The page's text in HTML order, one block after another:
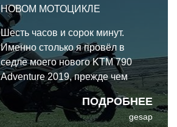
НОВОМ МОТОЦИКЛЕ
ПОДРОБНЕЕ
Шесть часов и сорок минут.
Именно столько я провёл в
седле моего нового KTM 790
Adventure 2019, прежде чем
ощутить, что моя задница устала
и просит пощады. Разумеется, я
не смог бы проехать это времяgesap